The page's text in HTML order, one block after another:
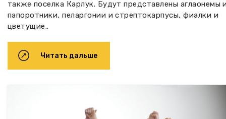
также поселка Карлук. Будут представлены аглаонемы
папоротники, пеларгонии и стрептокарпусы, фиалки и
цветущие..
Читать дальше